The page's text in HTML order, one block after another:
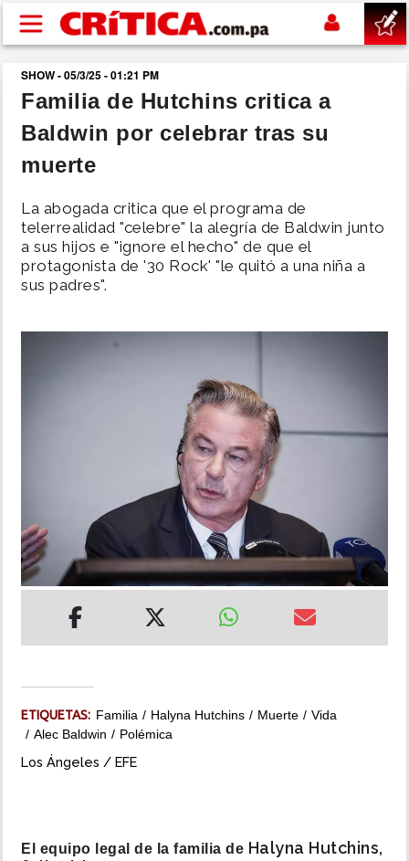
Pasar al contenido principal
buscar
SUCESOS
POLÍTICA
SHOW
IMPRESO
SHOW - 05/3/25 - 01:21 PM
Familia de Hutchins critica a
Baldwin por celebrar tras su
muerte
La abogada critica que el programa de
telerrealidad "celebre" la alegría de Baldwin junto
a sus hijos e "ignore el hecho" de que el
protagonista de '30 Rock' "le quitó a una niña a
sus padres".
ETIQUETAS: Familia Halyna Hutchins Muerte
Vida
Alec Baldwin
Polémica
Los Ángeles / EFE
El equipo legal de la familia de Halyna Hutchins,